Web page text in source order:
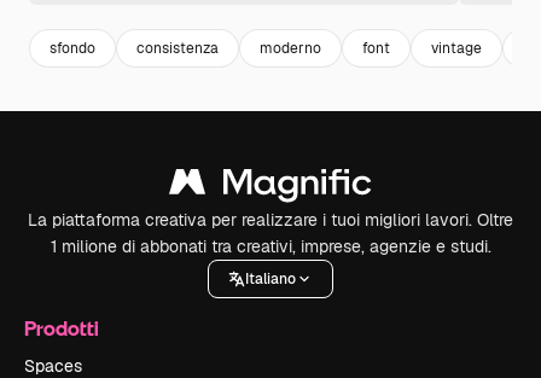
sfondo consistenza moderno font vintage
La piattaforma creativa per realizzare i tuoi migliori lavori. Oltre
1 milione di abbonati tra creativi, imprese, agenzie e studi.
Italiano
Prodotti
Spaces